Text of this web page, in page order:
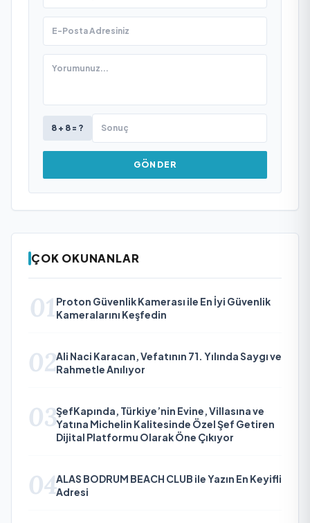
8 + 8 = ?
GÖNDER
ÇOK OKUNANLAR
01 Proton Güvenlik Kamerası ile En İyi Güvenlik
Kameralarını Keşfedin
02Ali Naci Karacan, Vefatının 71. Yılında Saygı ve
Rahmetle Anılıyor
03ŞefKapında, Türkiye’nin Evine, Villasına ve
Yatına Michelin Kalitesinde Özel Şef Getiren
Dijital Platformu Olarak Öne Çıkıyor
04ALAS BODRUM BEACH CLUB ile Yazın En Keyifli
Adresi